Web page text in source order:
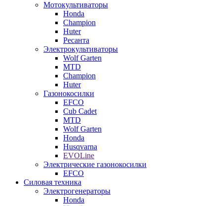
Мотокультиваторы
Honda
Champion
Huter
Ресанта
Электрокультиваторы
Wolf Garten
MTD
Champion
Huter
Газонокосилки
EFCO
Cub Cadet
MTD
Wolf Garten
Honda
Husqvarna
EVOLine
Электрические газонокосилки
EFCO
Силовая техника
Электрогенераторы
Honda